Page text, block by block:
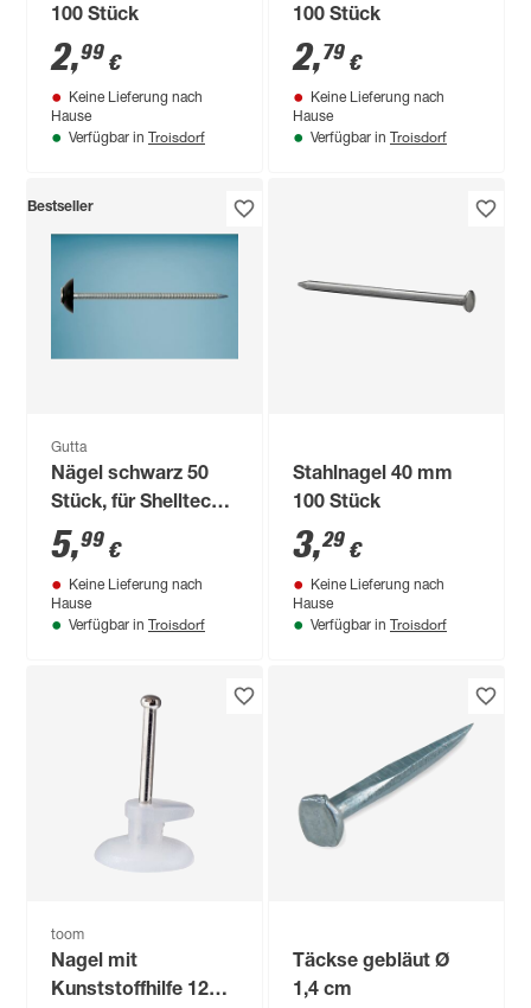
100 Stück
2,99 €
Keine Lieferung nach
Hause
Verfügbar in Troisdorf
100 Stück
2,79 €
Keine Lieferung nach
Hause
Verfügbar in Troisdorf
Bestseller
Gutta
Nägel schwarz 50
Stück, für Shelltec-
Dachplatten
5,99 €
Keine Lieferung nach
Hause
Verfügbar in Troisdorf
Stahlnagel 40 mm
100 Stück
3,29 €
Keine Lieferung nach
Hause
Verfügbar in Troisdorf
toom
Nagel mit
Kunststoffhilfe 12
Täckse gebläut Ø
1,4 cm